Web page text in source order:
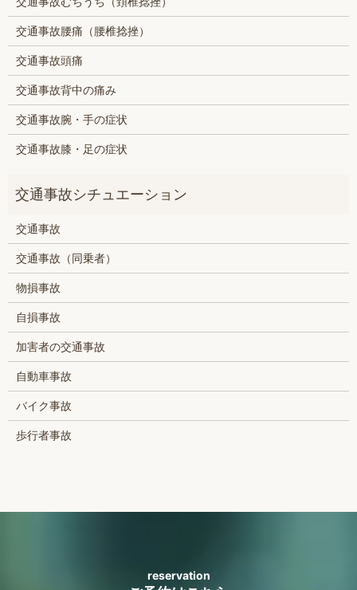
交通事故腰痛（腰椎捻挫）
交通事故頭痛
交通事故背中の痛み
交通事故腕・手の症状
交通事故膝・足の症状
交通事故
交通事故（同乗者）
物損事故
自損事故
加害者の交通事故
自動車事故
バイク事故
歩行者事故
reservation